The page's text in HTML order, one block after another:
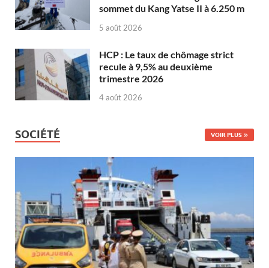
sommet du Kang Yatse II à 6.250 m
5 août 2026
HCP : Le taux de chômage strict
recule à 9,5% au deuxième
trimestre 2026
4 août 2026
SOCIÉTÉ VOIR PLUS